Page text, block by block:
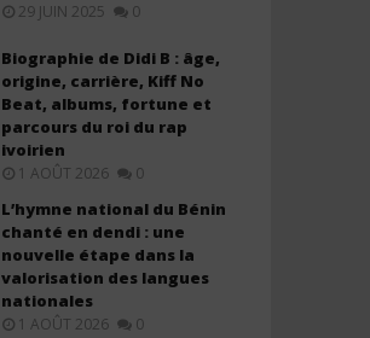
29 JUIN 2025 0
Biographie de Didi B : âge,
origine, carrière, Kiff No
Beat, albums, fortune et
parcours du roi du rap
ivoirien
1 AOÛT 2026 0
L’hymne national du Bénin
chanté en dendi : une
nouvelle étape dans la
valorisation des langues
nationales
1 AOÛT 2026 0